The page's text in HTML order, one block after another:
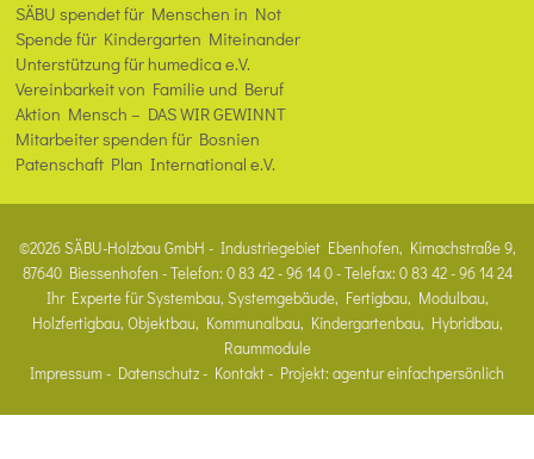
SÄBU spendet für Menschen in Not
Spende für Kindergarten Miteinander
Unterstützung für humedica e.V.
Vereinbarkeit von Familie und Beruf
Aktion Mensch – DAS WIR GEWINNT
Mitarbeiter spenden für Bosnien
Patenschaft Plan International e.V.
©2026 SÄBU-Holzbau GmbH - Industriegebiet Ebenhofen, Kirnachstraße 9,
87640 Biessenhofen - Telefon: 0 83 42 - 96 14 0 - Telefax: 0 83 42 - 96 14 24
Ihr Experte für Systembau, Systemgebäude, Fertigbau, Modulbau,
Holzfertigbau, Objektbau, Kommunalbau, Kindergartenbau, Hybridbau,
Raummodule
Impressum- Datenschutz- Kontakt- Projekt: agentur einfachpersönlich